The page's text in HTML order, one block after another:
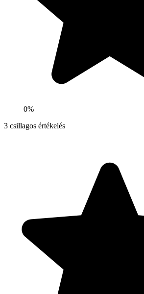
0%
3 csillagos értékelés